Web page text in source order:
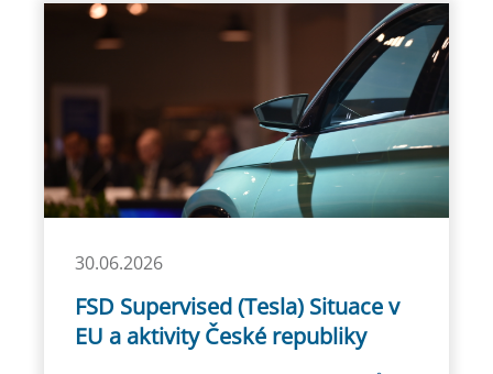
30.06.2026
FSD Supervised (Tesla) Situace v
EU a aktivity České republiky